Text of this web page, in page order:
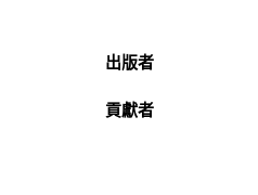
出版者
貢獻者